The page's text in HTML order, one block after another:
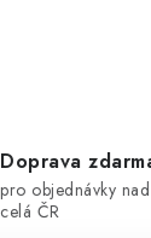
Doprava
pro objednávky
celá ČR